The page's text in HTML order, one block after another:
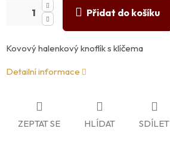
Přidat do košíku
Kovový halenkový knoflík s klíčema
Detailní informace
ZEPTAT SE HLÍDAT SDÍLET